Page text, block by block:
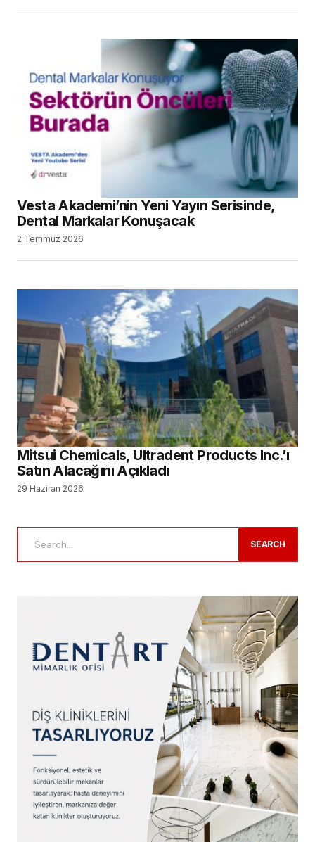
Vesta Akademi’nin Yeni Yayın Serisinde,
Dental Markalar Konuşacak
2 Temmuz 2026
Mitsui Chemicals, Ultradent Products Inc.’ı
Satın Alacağını Açıkladı
29 Haziran 2026
SEARCH